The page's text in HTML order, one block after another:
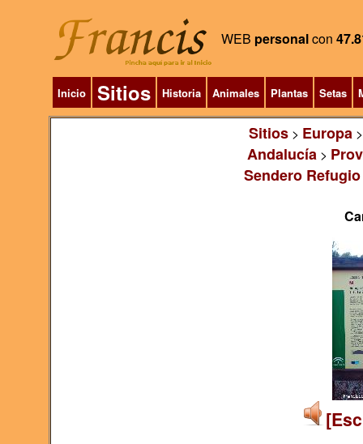
WEB personalcon
Inicio Sitios Historia Animales Plantas Setas
Sitios> Europa
Andalucía >
Sendero